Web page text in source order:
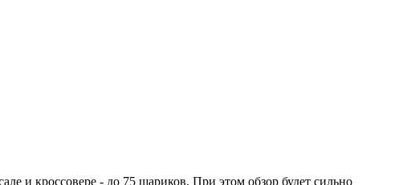
и кроссовере - до 75 шариков. При этом обзор будет сильно